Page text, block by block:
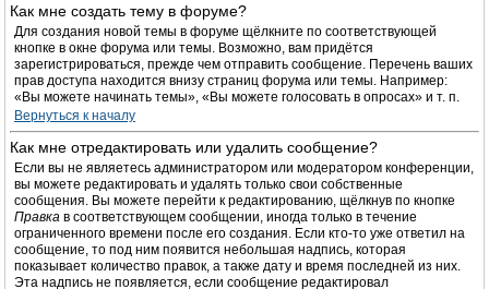
Как мне создать тему в форуме?
Для создания новой темы в форуме щёлкните по соответствующей
кнопке в окне форума или темы. Возможно, вам придётся
зарегистрироваться, прежде чем отправить сообщение. Перечень ваших
прав доступа находится внизу страниц форума или темы. Например:
«Вы можете начинать темы», «Вы можете голосовать в опросах» и т. п.
Вернуться к началу
Как мне отредактировать или удалить сообщение?
Если вы не являетесь администратором или модератором конференции,
вы можете редактировать и удалять только свои собственные
сообщения. Вы можете перейти к редактированию, щёлкнув по кнопке
Правка в соответствующем сообщении, иногда только в течение
ограниченного времени после его создания. Если кто-то уже ответил на
сообщение, то под ним появится небольшая надпись, которая
показывает количество правок, а также дату и время последней из них.
Эта надпись не появляется, если сообщение редактировал